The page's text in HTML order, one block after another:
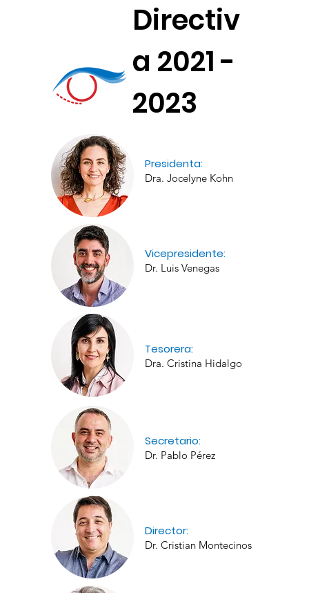
Directiv
a 2021 -
2023
Tesorera:
Dra. Cristina Hidalgo
Presidenta:
Dra. Jocelyne Kohn
Secretario:
Dr. Pablo Pérez
Vicepresidente:
Dr. Luis Venegas
Director:
Dr. Cristian Montecinos